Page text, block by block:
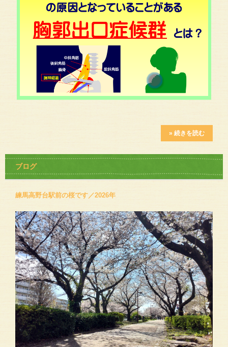
» 続きを読む
ブログ
練馬高野台駅前の桜です／2026年